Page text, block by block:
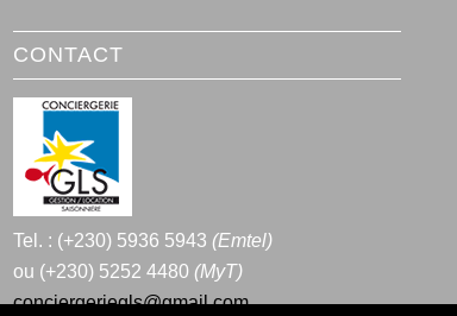
CONTACT
Tel. : (+230) 5936 5943 (Emtel)
ou (+230) 5252 4480 (MyT)
conciergeriegls@gmail.com